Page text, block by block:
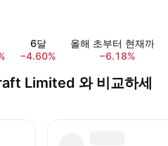
6달
−4.60%
올해 초부터 현재까지
−6.18%
Limited 와 비교하세